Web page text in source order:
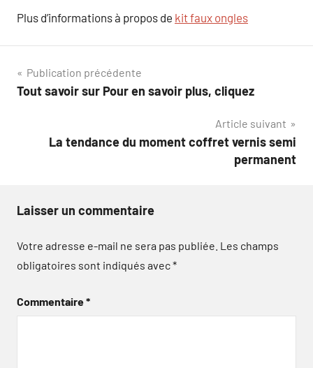
Plus d’informations à propos de kit faux ongles
Navigation
de
Publication précédente
Tout savoir sur Pour en savoir plus, cliquez
Article suivant
La tendance du moment coffret vernis semi
permanent
Laisser un commentaire
Votre adresse e-mail ne sera pas publiée. Les champs
obligatoires sont indiqués avec*
Commentaire*